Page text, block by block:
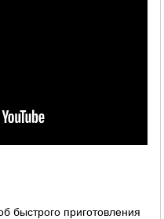
быстрого приготовления